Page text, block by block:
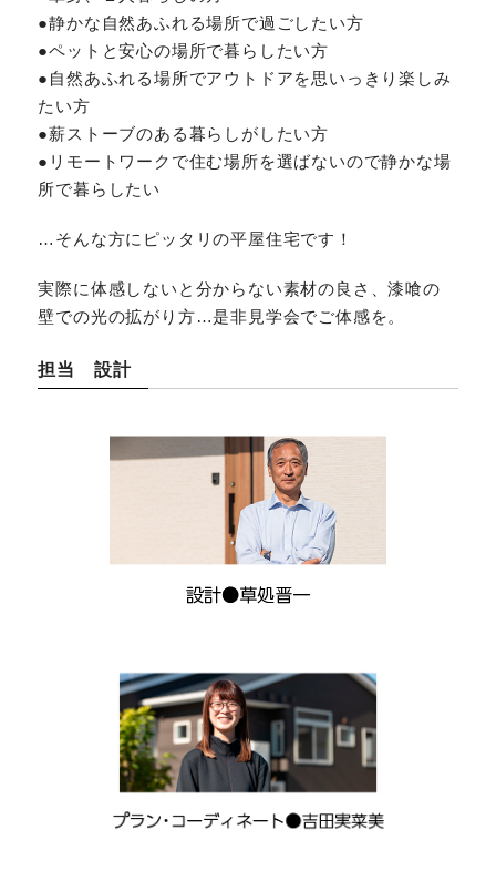
●静かな自然あふれる場所で過ごしたい方
●ペットと安心の場所で暮らしたい方
●自然あふれる場所でアウトドアを思いっきり楽しみ
たい方
●薪ストーブのある暮らしがしたい方
●リモートワークで住む場所を選ばないので静かな場
所で暮らしたい
…そんな方にピッタリの平屋住宅です！
実際に体感しないと分からない素材の良さ、漆喰の
壁での光の拡がり方…是非見学会でご体感を。
担当 設計